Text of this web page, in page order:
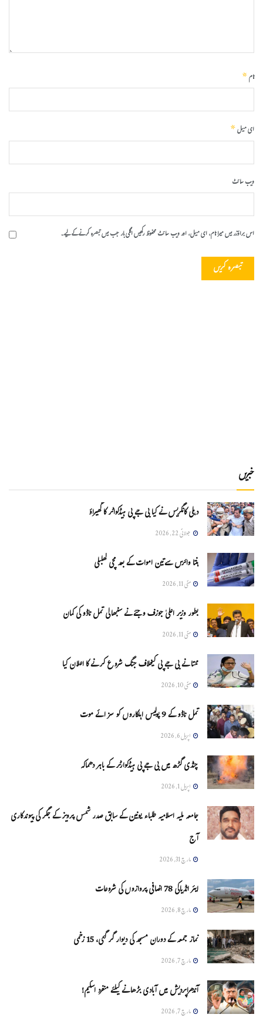
نام*
ای میل*
ویب‌ سائٹ
اس براؤزر میں میرا نام، ای میل، اور ویب سائٹ محفوظ رکھیں اگلی بار جب میں تبصرہ کرنے کےلیے۔
خبریں
دہلی کانگریس نے کیا بی جے پی ہیڈکواٹر کا گھیراؤ
جولائی 22, 2026
ہنتا وائرس سےتین اموات کے بعد مچی کھلبلی
مئی 11, 2026
بطور وزیر اعلیٰ جوزف وجئے نے سنبھالی تمل ناڈو کی کمان
مئی 11, 2026
ممتا نے بی جے پی کیخلاف جنگ شروع کرنے کا اعلان کیا
مئی 10, 2026
تمل ناڈو کے 9 پولیس اہلکاروں کو سزائے موت
اپریل 6, 2026
چنڈی گڑھ میں بی جے پی ہیڈکوارٹر کے باہر دھماکہ
اپریل 1, 2026
جامعہ ملیہ اسلامیہ طلباء یونین کے سابق صدر شمس پرویز کے جگر کی پیوندکاری
آج
مارچ 31, 2026
ایئر انڈیاکی 78 اضافی پروازوں کی شروعات
مارچ 8, 2026
نماز جمعہ کے دوران مسجد کی دیوار گر گئی، 15 زخمی
مارچ 7, 2026
آندھراپردیش میں آبادی بڑھانے کیلئے منفرد اسکیم!
مارچ 7, 2026